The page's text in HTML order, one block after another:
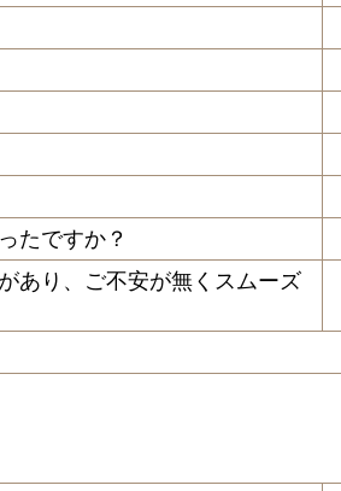
たですか？
あり、ご不安が無くスムーズ